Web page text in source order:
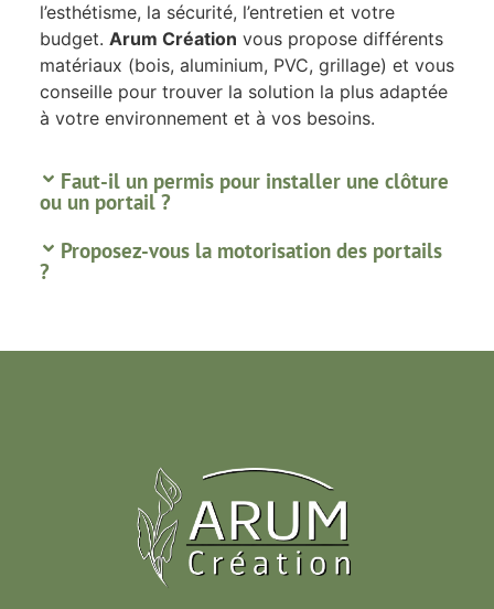
l’esthétisme, la sécurité, l’entretien et votre
budget. Arum Création vous propose différents
matériaux (bois, aluminium, PVC, grillage) et vous
conseille pour trouver la solution la plus adaptée
à votre environnement et à vos besoins.
Faut-il un permis pour installer une clôture
ou un portail ?
Proposez-vous la motorisation des portails
?